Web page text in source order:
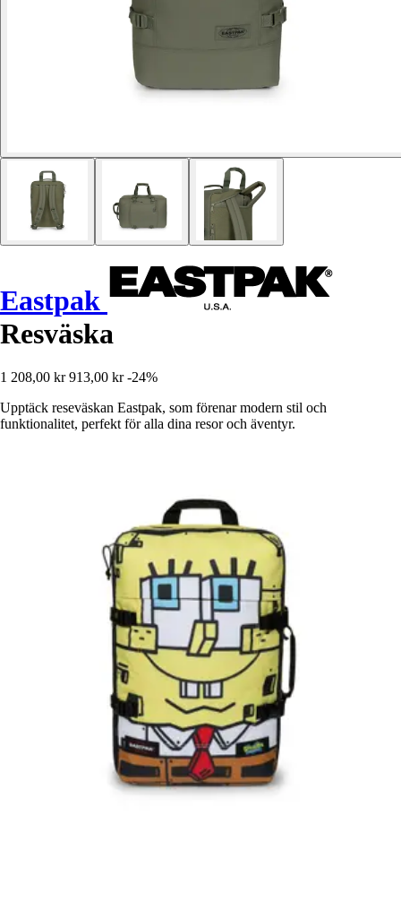
Eastpak
Resväska
1 208,00 kr 913,00 kr -24%
Upptäck reseväskan Eastpak, som förenar modern stil och
funktionalitet, perfekt för alla dina resor och äventyr.